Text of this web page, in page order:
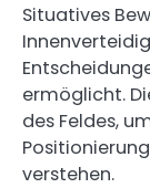
Situatives
ermöglicht.
des Feldes,
verstehen.